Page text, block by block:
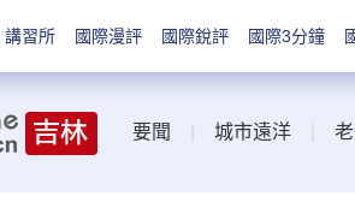
講習所 國際漫評 國際銳評 國際3分鐘
要聞 城市遠洋